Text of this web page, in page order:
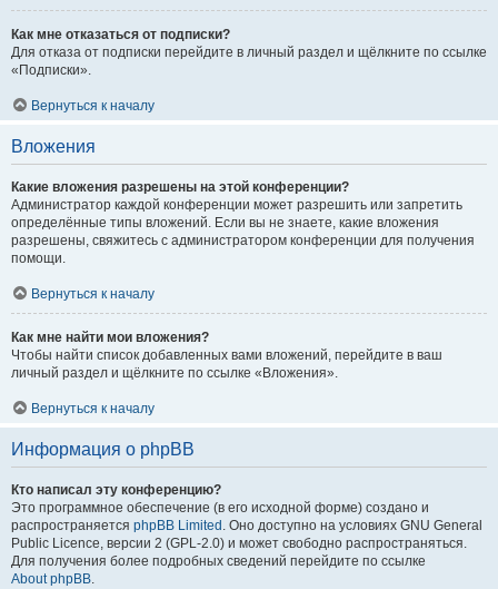
Как мне отказаться от подписки?
Для отказа от подписки перейдите в личный раздел и щёлкните по ссылке
«Подписки».
Вернуться к началу
Вложения
Какие вложения разрешены на этой конференции?
Администратор каждой конференции может разрешить или запретить
определённые типы вложений. Если вы не знаете, какие вложения
разрешены, свяжитесь с администратором конференции для получения
помощи.
Вернуться к началу
Как мне найти мои вложения?
Чтобы найти список добавленных вами вложений, перейдите в ваш
личный раздел и щёлкните по ссылке «Вложения».
Вернуться к началу
Информация о phpBB
Кто написал эту конференцию?
Это программное обеспечение (в его исходной форме) создано и
распространяется phpBB Limited . Оно доступно на условиях GNU General
Public Licence, версии 2 (GPL-2.0) и может свободно распространяться.
Для получения более подробных сведений перейдите по ссылке
About phpBB.